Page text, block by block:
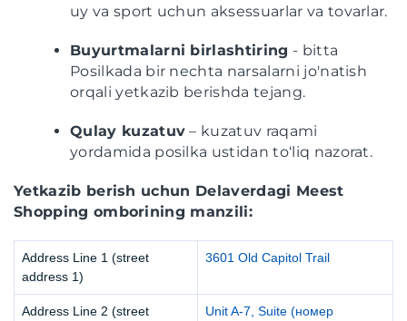
uy va sport uchun aksessuarlar va tovarlar.
Buyurtmalarni birlashtiring - bitta
Posilkada bir nechta narsalarni jo'natish
orqali yetkazib berishda tejang.
Qulay kuzatuv – kuzatuv raqami
yordamida posilka ustidan to‘liq nazorat.
Yetkazib berish uchun Delaverdagi Meest
Shopping omborining manzili:
Address Line 1 (street
address 1)
3601 Old Capitol Trail
Address Line 2 (street
Unit A-7, Suite (номер